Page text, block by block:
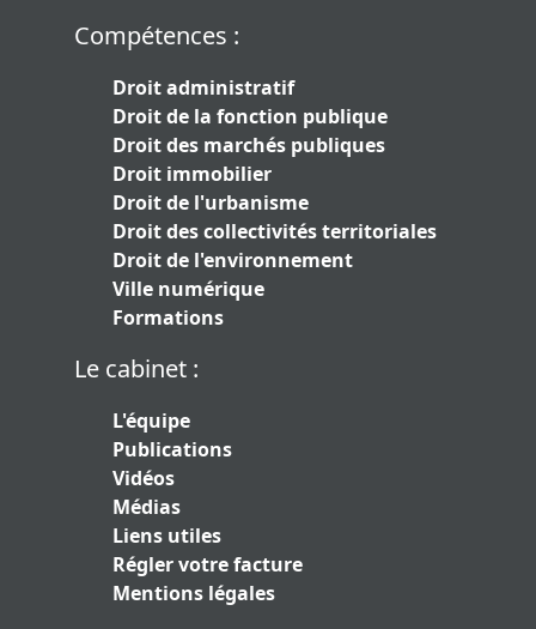
Compétences :
Droit administratif
Droit de la fonction publique
Droit des marchés publiques
Droit immobilier
Droit de l'urbanisme
Droit des collectivités territoriales
Droit de l'environnement
Ville numérique
Formations
Le cabinet :
L'équipe
Publications
Vidéos
Médias
Liens utiles
Régler votre facture
Mentions légales